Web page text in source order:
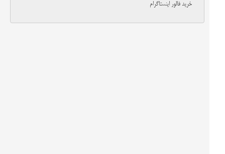
خرید فالور اینستاگرام